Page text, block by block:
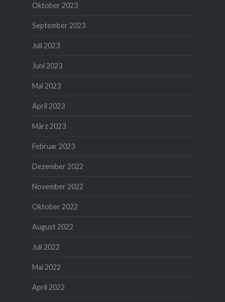
Oktober 2023
September 2023
Juli 2023
Juni 2023
Mai 2023
April 2023
März 2023
Februar 2023
Dezember 2022
November 2022
Oktober 2022
August 2022
Juli 2022
Mai 2022
April 2022